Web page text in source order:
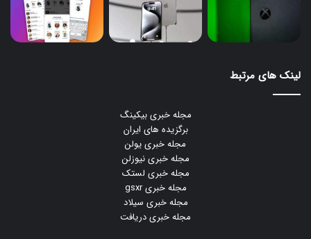
لینک های مرتبط
مجله خبری بیکینگ
برگزیده های ایران
مجله خبری یولن
مجله خبری نیوزلن
مجله خبری لستک
مجله خبری gsxr
مجله خبری سیلاد
مجله خبری دریافت